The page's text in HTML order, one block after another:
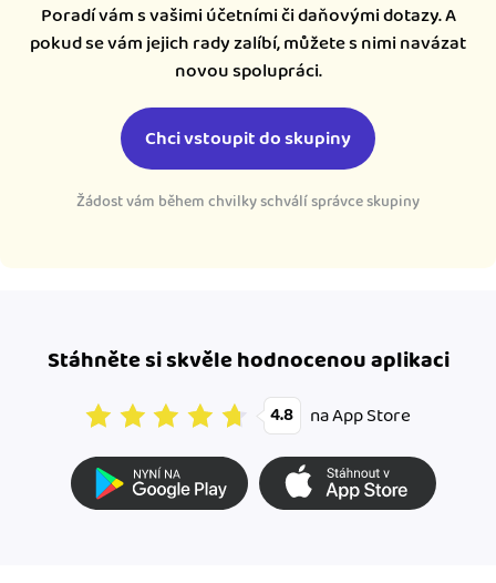
Poradí vám s vašimi účetními či daňovými dotazy. A
pokud se vám jejich rady zalíbí, můžete s nimi navázat
novou spolupráci.
Chci vstoupit do skupiny
Žádost vám během chvilky schválí správce skupiny
Stáhněte si skvěle hodnocenou aplikaci
4.8 na App Store